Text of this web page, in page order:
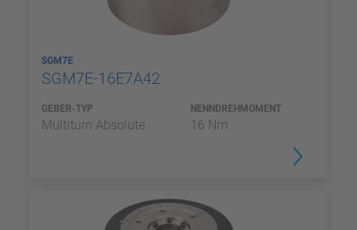
SGM7E
SGM7E-16E7A42
GEBER-TYP
Multiturn Absolute
NENNDREHMOMENT
16 Nm